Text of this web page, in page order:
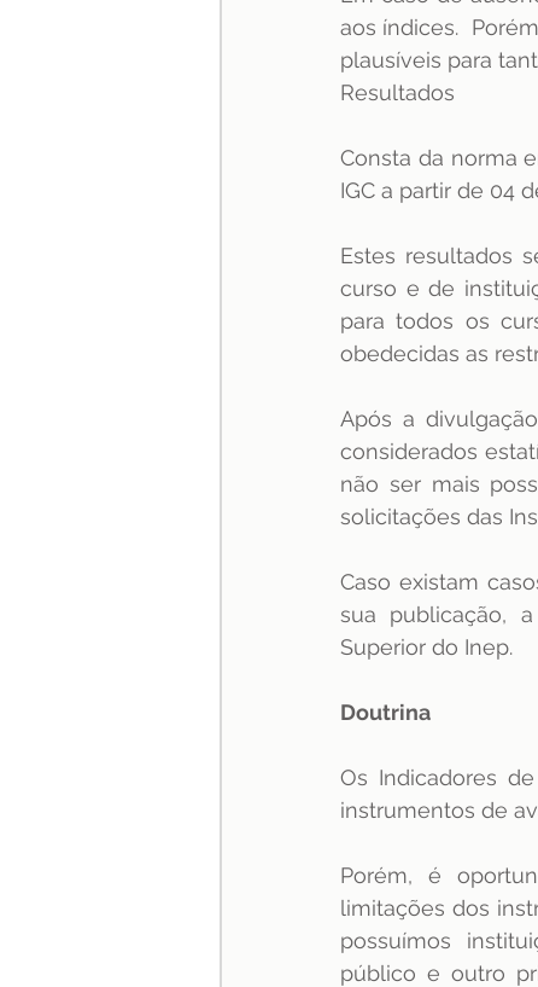
aos índices.
plausíveis para
Resultados
Consta da norma
IGC a partir de 04
Estes resultados
curso e de
para todos os
obedecidas as
Após a
considerados
não ser mais
solicitações das
Caso existam
sua publicação,
Superior do Inep.
Doutrina
Os Indicadores
instrumentos de
Porém, é
limitações dos
possuímos
público e outro